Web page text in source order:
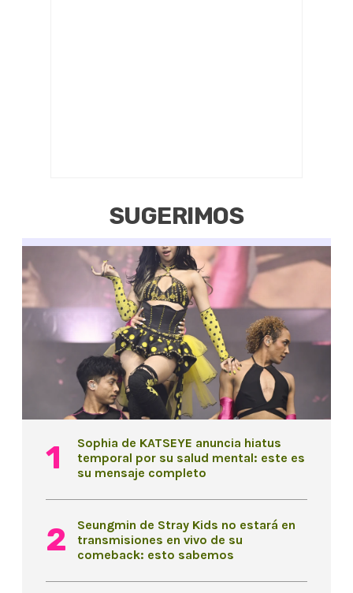
SUGERIMOS
Sophia de KATSEYE anuncia hiatus
temporal por su salud mental: este es
su mensaje completo
Seungmin de Stray Kids no estará en
transmisiones en vivo de su
comeback: esto sabemos